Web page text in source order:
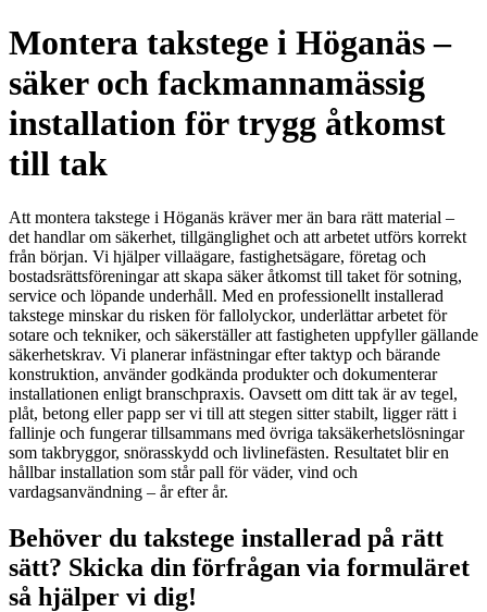
Montera takstege i Höganäs –
säker och fackmannamässig
installation för trygg åtkomst
till tak
Att montera takstege i Höganäs kräver mer än bara rätt material –
det handlar om säkerhet, tillgänglighet och att arbetet utförs korrekt
från början. Vi hjälper villaägare, fastighetsägare, företag och
bostadsrättsföreningar att skapa säker åtkomst till taket för sotning,
service och löpande underhåll. Med en professionellt installerad
takstege minskar du risken för fallolyckor, underlättar arbetet för
sotare och tekniker, och säkerställer att fastigheten uppfyller gällande
säkerhetskrav. Vi planerar infästningar efter taktyp och bärande
konstruktion, använder godkända produkter och dokumenterar
installationen enligt branschpraxis. Oavsett om ditt tak är av tegel,
plåt, betong eller papp ser vi till att stegen sitter stabilt, ligger rätt i
fallinje och fungerar tillsammans med övriga taksäkerhetslösningar
som takbryggor, snörasskydd och livlinefästen. Resultatet blir en
hållbar installation som står pall för väder, vind och
vardagsanvändning – år efter år.
Behöver du takstege installerad på rätt
sätt? Skicka din förfrågan via formuläret
så hjälper vi dig!